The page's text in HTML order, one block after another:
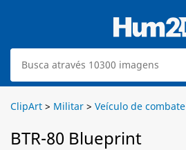
ClipArt > Militar > Veículo de combate
BTR-80 Blueprint